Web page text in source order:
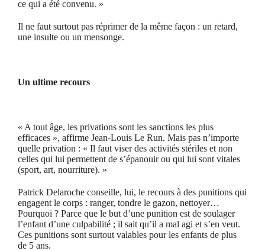
ce qui a été convenu. »
Il ne faut surtout pas réprimer de la même façon : un retard,
une insulte ou un mensonge.
Un ultime recours
« A tout âge, les privations sont les sanctions les plus
efficaces », affirme Jean-Louis Le Run. Mais pas n’importe
quelle privation : « Il faut viser des activités stériles et non
celles qui lui permettent de s’épanouir ou qui lui sont vitales
(sport, art, nourriture). »
Patrick Delaroche conseille, lui, le recours à des punitions qui
engagent le corps : ranger, tondre le gazon, nettoyer…
Pourquoi ? Parce que le but d’une punition est de soulager
l’enfant d’une culpabilité ; il sait qu’il a mal agi et s’en veut.
Ces punitions sont surtout valables pour les enfants de plus
de 5 ans.